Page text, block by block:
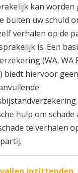
kan worden
buiten uw schuld
verhalen op de
is. Een
(WA, WA
biedt hiervoor
hulp om
te verhalen